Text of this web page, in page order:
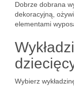
Dobrze dobrana
dekoracyjną,
elementami
Wybierz